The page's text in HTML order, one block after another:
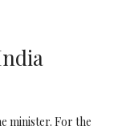
minister. For the